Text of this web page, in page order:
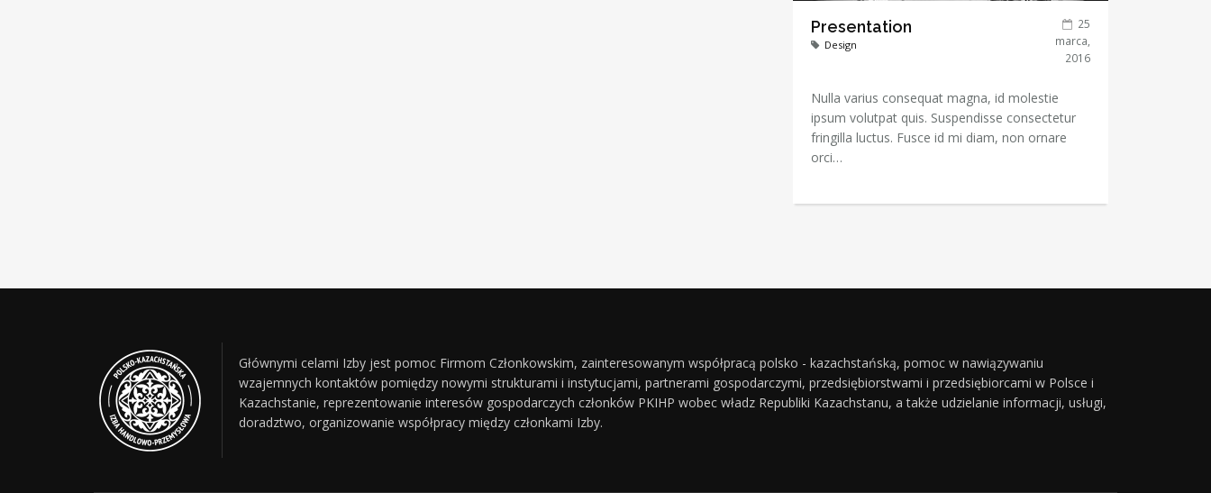
Presentation
Design
25
marca,
2016
Nulla varius consequat magna, id molestie
ipsum volutpat quis. Suspendisse consectetur
fringilla luctus. Fusce id mi diam, non ornare
orci…
Głównymi celami Izby jest pomoc Firmom Członkowskim, zainteresowanym współpracą polsko - kazachstańską, pomoc w nawiązywaniu
wzajemnych kontaktów pomiędzy nowymi strukturami i instytucjami, partnerami gospodarczymi, przedsiębiorstwami i przedsiębiorcami w Polsce i
Kazachstanie, reprezentowanie interesów gospodarczych członków PKIHP wobec władz Republiki Kazachstanu, a także udzielanie informacji, usługi,
doradztwo, organizowanie współpracy między członkami Izby.